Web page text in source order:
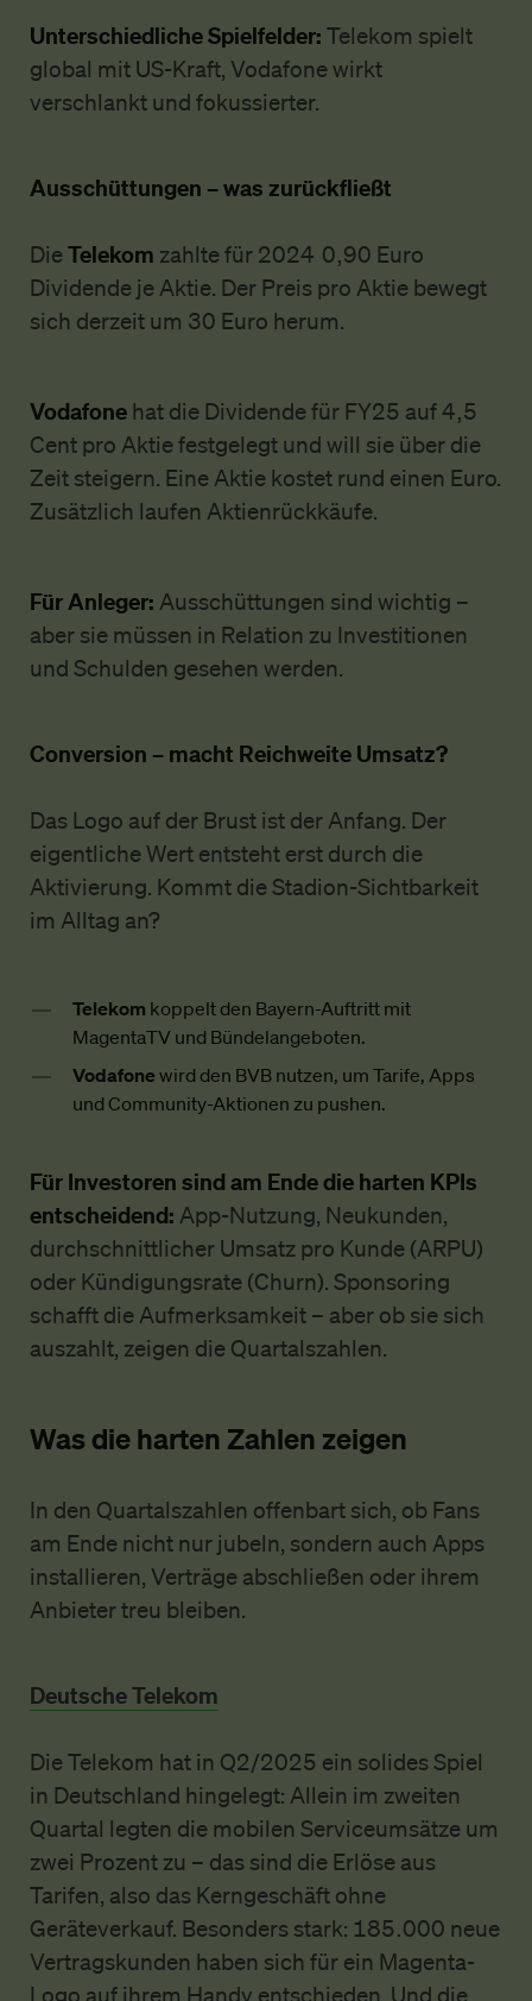
Unterschiedliche Spielfelder: Telekom spielt
global mit US-Kraft, Vodafone wirkt
verschlankt und fokussierter.
Ausschüttungen – was zurückfließt
DieTelekom zahlte für 2024 0,90 Euro
Dividende je Aktie. Der Preis pro Aktie bewegt
sich derzeit um 30 Euro herum.
Vodafonehat die Dividende für FY25 auf 4,5
Cent pro Aktie festgelegt und will sie über die
Zeit steigern. Eine Aktie kostet rund einen Euro.
Zusätzlich laufen Aktienrückkäufe.
Für Anleger: Ausschüttungen sind wichtig –
aber sie müssen in Relation zu Investitionen
und Schulden gesehen werden.
Conversion – macht Reichweite Umsatz?
Das Logo auf der Brust ist der Anfang. Der
eigentliche Wert entsteht erst durch die
Aktivierung. Kommt die Stadion-Sichtbarkeit
im Alltag an?
Telekom koppelt den Bayern-Auftritt mit
MagentaTV und Bündelangeboten.
Vodafonewird den BVB nutzen, um Tarife, Apps
und Community-Aktionen zu pushen.
Für Investoren sind am Ende die harten KPIs
entscheidend: App-Nutzung, Neukunden,
durchschnittlicher Umsatz pro Kunde (ARPU)
oder Kündigungsrate (Churn). Sponsoring
schafft die Aufmerksamkeit – aber ob sie sich
auszahlt, zeigen die Quartalszahlen.
Was die harten Zahlen zeigen
In den Quartalszahlen offenbart sich, ob Fans
am Ende nicht nur jubeln, sondern auch Apps
installieren, Verträge abschließen oder ihrem
Anbieter treu bleiben.
Deutsche Telekom
Die Telekom hat in Q2/2025 ein solides Spiel
in Deutschland hingelegt: Allein im zweiten
Quartal legten die mobilen Serviceumsätze um
zwei Prozent zu – das sind die Erlöse aus
Tarifen, also das Kerngeschäft ohne
Geräteverkauf. Besonders stark: 185.000 neue
Vertragskunden haben sich für ein Magenta-
Logo auf ihrem Handy entschieden. Und die